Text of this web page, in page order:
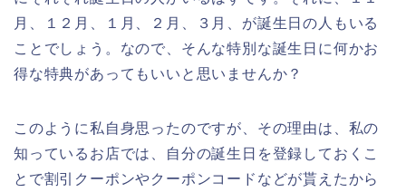
月、１２月、１月、２月、３月、が誕生日の人もいる
ことでしょう。なので、そんな特別な誕生日に何かお
得な特典があってもいいと思いませんか？
このように私自身思ったのですが、その理由は、私の
知っているお店では、自分の誕生日を登録しておくこ
とで割引クーポンやクーポンコードなどが貰えたから